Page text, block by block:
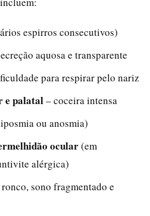
espirros consecutivos)
aquosa e transparente
para respirar pelo nariz
e palatal– coceira intensa
ou anosmia)
ocular(em
alérgica)
sono fragmentado e